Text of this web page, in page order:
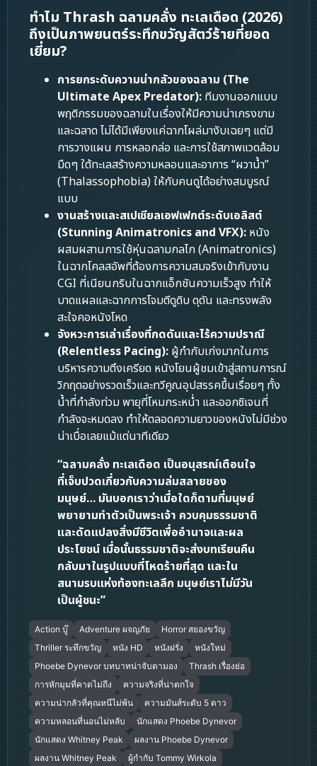
ทำไม Thrash ฉลามคลั่ง ทะเลเดือด (2026)
ถึงเป็นภาพยนตร์ระทึกขวัญสัตว์ร้ายที่ยอด
เยี่ยม?
การยกระดับความน่ากลัวของฉลาม (The
Ultimate Apex Predator): ทีมงานออกแบบ
พฤติกรรมของฉลามในเรื่องให้มีความน่าเกรงขาม
และฉลาด ไม่ได้มีเพียงแค่ฉากโผล่มางับเฉยๆ แต่มี
การวางแผน การหลอกล่อ และการใช้สภาพแวดล้อม
มืดๆ ใต้ทะเลสร้างความหลอนและอาการ “ผวาน้ำ”
(Thalassophobia) ให้กับคนดูได้อย่างสมบูรณ์
แบบ
งานสร้างและสเปเชียลเอฟเฟกต์ระดับเอลิสต์
(Stunning Animatronics and VFX): หนัง
ผสมผสานการใช้หุ่นฉลามกลไก (Animatronics)
ในฉากโคลสอัพที่ต้องการความสมจริงเข้ากับงาน
CGI ที่เนียนกริบในฉากแอ็กชันความเร็วสูง ทำให้
บาดแผลและฉากการโจมตีดูดิบ ดุดัน และทรงพลัง
สะใจคอหนังโหด
จังหวะการเล่าเรื่องที่กดดันและไร้ความปราณี
(Relentless Pacing): ผู้กำกับเก่งมากในการ
บริหารความตึงเครียด หนังโยนผู้ชมเข้าสู่สถานการณ์
วิกฤตอย่างรวดเร็วและทวีคูณอุปสรรคขึ้นเรื่อยๆ ทั้ง
น้ำที่กำลังท่วม พายุที่โหมกระหน่ำ และออกซิเจนที่
กำลังจะหมดลง ทำให้ตลอดความยาวของหนังไม่มีช่วง
น่าเบื่อเลยแม้แต่นาทีเดียว
“ฉลามคลั่ง ทะเลเดือด เป็นอนุสรณ์เตือนใจ
ที่เจ็บปวดเกี่ยวกับความล่มสลายของ
มนุษย์… มันบอกเราว่าเมื่อใดก็ตามที่มนุษย์
พยายามทำตัวเป็นพระเจ้า ควบคุมธรรมชาติ
และดัดแปลงสิ่งมีชีวิตเพื่ออำนาจและผล
ประโยชน์ เมื่อนั้นธรรมชาติจะส่งบทเรียนคืน
กลับมาในรูปแบบที่โหดร้ายที่สุด และใน
สนามรบแห่งท้องทะเลลึก มนุษย์เราไม่มีวัน
เป็นผู้ชนะ”
Action บู๊ Adventure ผจญภัย
Horror สยองขวัญ
Thriller ระทึกขวัญ
หนัง HD หนังฝรั่ง
หนังใหม่
Phoebe Dynevor บทบาทน่าจับตามอง
Thrash เรื่องย่อ
การหักมุมที่คาดไม่ถึง
ความจริงที่น่าตกใจ
ความน่ากลัวที่คุณหนีไม่พ้น
ความมันส์ระดับ 5 ดาว
ความหลอนที่นอนไม่หลับ
นักแสดง Phoebe Dynevor
นักแสดง Whitney Peak
ผลงาน Phoebe Dynevor
ผลงาน Whitney Peak
ผู้กำกับ Tommy Wirkola